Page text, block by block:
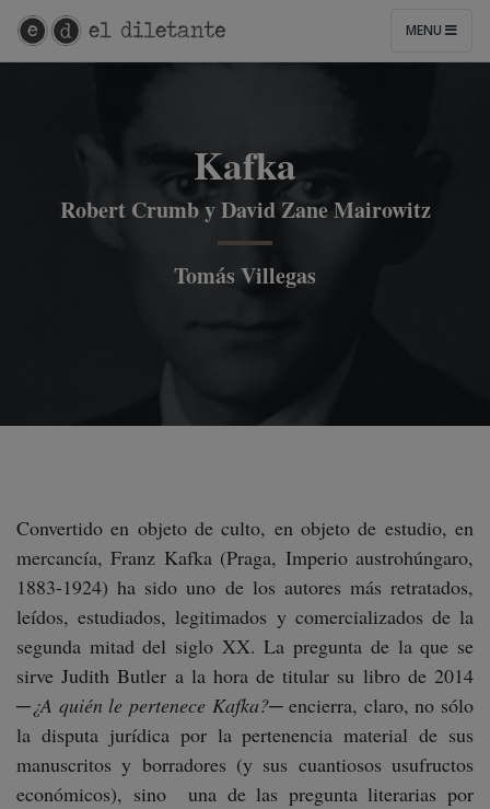
MENU
Kafka
Robert Crumb y David Zane Mairowitz
Tomás Villegas
Convertido en objeto de culto, en objeto de estudio, en
mercancía, Franz Kafka (Praga, Imperio austrohúngaro,
1883-1924) ha sido uno de los autores más retratados,
leídos, estudiados, legitimados y comercializados de la
segunda mitad del siglo XX. La pregunta de la que se
sirve Judith Butler a la hora de titular su libro de 2014
─¿A quién le pertenece Kafka?─ encierra, claro, no sólo
la disputa jurídica por la pertenencia material de sus
manuscritos y borradores (y sus cuantiosos usufructos
económicos), sino una de las pregunta literarias por